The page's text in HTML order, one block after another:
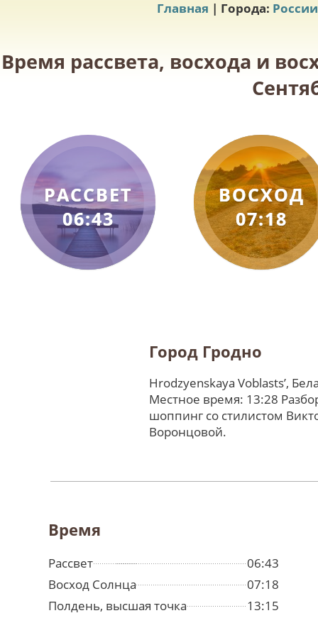
Главная | Города: России
Время рассвета, восхода и
РАССВЕТ
06:43
ВОСХОД
07:18
Город Гродно
Hrodzyenskaya Voblastsʼ,
Местное время: 13:28
шоппинг со стилистом
Воронцовой.
Время
Рассвет
06:43
Восход Солнца
07:18
Полдень, высшая точка
13:15